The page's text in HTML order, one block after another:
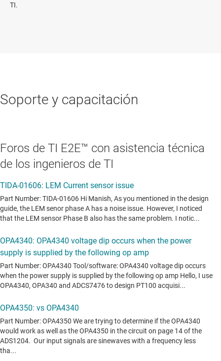
TI.
Soporte y capacitación
Foros de TI E2E™ con asistencia técnica
de los ingenieros de TI